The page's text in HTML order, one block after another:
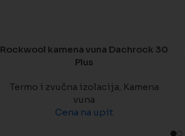
Rockwool kamena vuna Dachrock 30
Plus
Termo i zvučna izolacija Kamena
vuna
Cena na upit